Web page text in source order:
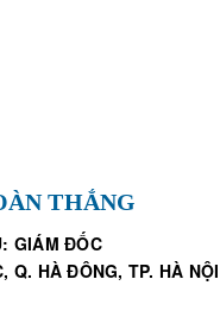
THẮNG
GIÁM ĐỐC
Q. HÀ ĐÔNG, TP. HÀ NỘI